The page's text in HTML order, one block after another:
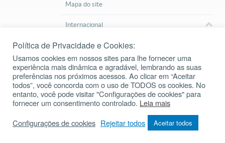
Mapa do site
Internacional
cancaonova.com © 2002 – 2026Todos os direitos reservados.
Política de Privacidade e Cookies:
Usamos cookies em nossos sites para lhe fornecer uma
experiência mais dinâmica e agradável, lembrando as suas
preferências nos próximos acessos. Ao clicar em “Aceitar
todos”, você concorda com o uso de TODOS os cookies. No
entanto, você pode visitar "Configurações de cookies" para
fornecer um consentimento controlado. Leia mais
Configurações de cookies Rejeitar todos Aceitar todos
Inscreva-se em nosso Canal do Youtube